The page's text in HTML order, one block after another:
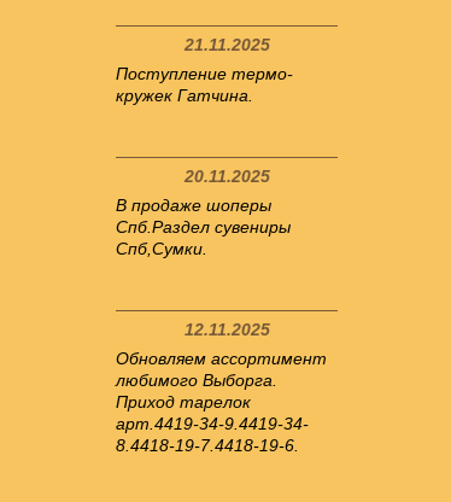
21.11.2025
Поступление термо-
кружек Гатчина.
20.11.2025
В продаже шоперы
Спб.Раздел сувениры
Спб,Сумки.
12.11.2025
Обновляем ассортимент
любимого Выборга.
Приход тарелок
арт.4419-34-9.4419-34-
8.4418-19-7.4418-19-6.